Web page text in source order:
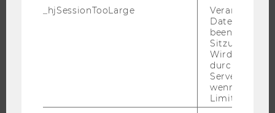
ORGANISATION_hjSessionTooLarge
Veranlasst
beenden,
Sitzung zu
Wird
durch ein
Servers
wenn die
Limit